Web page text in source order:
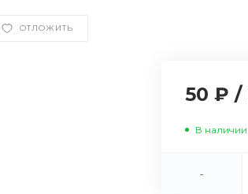
ОТЛОЖИТЬ
50 ₽ /
В наличии
-